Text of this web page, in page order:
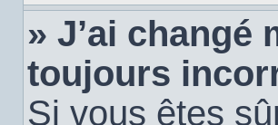
» J’ai changé
toujours
Si vous êtes